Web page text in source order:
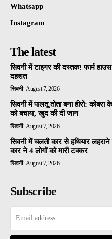
Whatsapp
Instagram
The latest
सिवनी में टाइगर की दस्तक! फार्म
दहशत
सिवनी August 7, 2026
सिवनी में पालतू तोता बना हीरो:
को बचाया, खुद की दी जान
सिवनी August 7, 2026
सिवनी में चलती कार से हथियार
कार ने 4 लोगों को मारी टक्कर
सिवनी August 7, 2026
Subscribe